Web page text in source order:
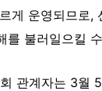
게 운영되므로,
를 불러일으킬
관계자는 3월